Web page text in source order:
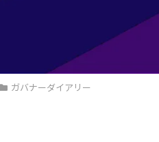
ガバナーダイアリー